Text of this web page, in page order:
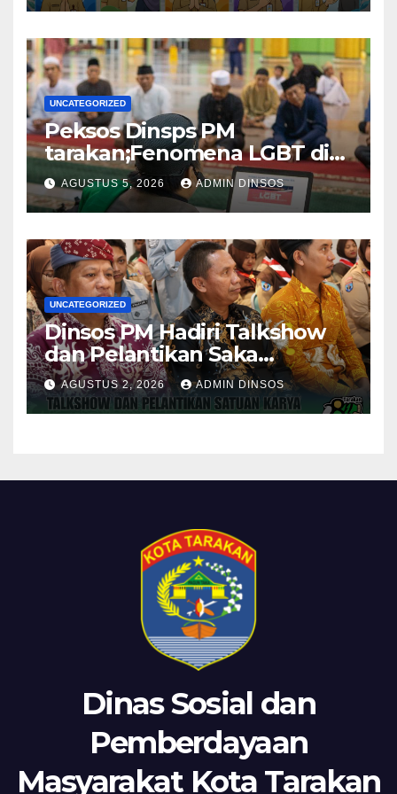
UNCATEGORIZED
Peksos Dinsps PM
tarakan;Fenomena LGBT di
Sekitar Kita, Apa yang Harus
Dilakukan?
AGUSTUS 5, 2026 ADMIN DINSOS
UNCATEGORIZED
Dinsos PM Hadiri Talkshow
dan Pelantikan Saka
Pramuka Anti Narkotika Kota
Tarakan
AGUSTUS 2, 2026 ADMIN DINSOS
Dinas Sosial dan
Pemberdayaan
Masyarakat Kota Tarakan